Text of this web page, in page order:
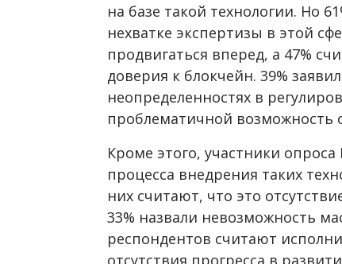
на базе такой технологии. Но
нехватке экспертизы в этой
продвигаться вперед, а 47%
доверия к блокчейн. 39%
неопределенностях в
проблематичной возможность
Кроме этого, участники
процесса внедрения таких
них считают, что это
33% назвали невозможность
респондентов считают
отсутствия прогресса в